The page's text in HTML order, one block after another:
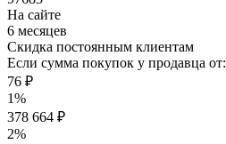
На сайте
6 месяцев
Скидка постоянным клиентам
Если сумма покупок у продавца от:
76 ₽
1%
378 664 ₽
2%